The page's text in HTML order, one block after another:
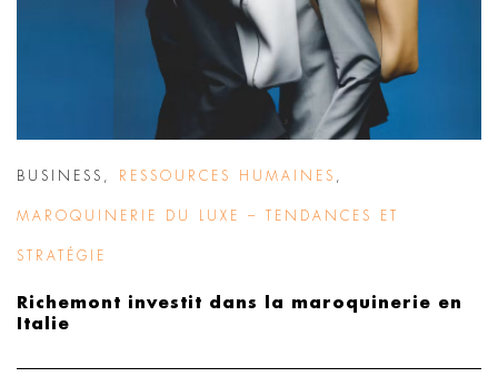
BUSINESS RESSOURCES HUMAINES
MAROQUINERIE DU LUXE – TENDANCES ET
STRATÉGIE
Richemont investit dans la maroquinerie en
Italie